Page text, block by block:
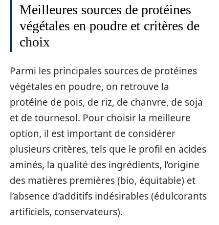
Meilleures sources de protéines
végétales en poudre et critères de
choix
Parmi les principales sources de protéines
végétales en poudre, on retrouve la
protéine de pois, de riz, de chanvre, de soja
et de tournesol. Pour choisir la meilleure
option, il est important de considérer
plusieurs critères, tels que le profil en acides
aminés, la qualité des ingrédients, l’origine
des matières premières (bio, équitable) et
l’absence d’additifs indésirables (édulcorants
artificiels, conservateurs).